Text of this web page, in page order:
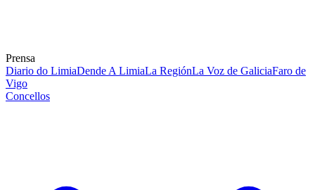
Prensa
Diario do LimiaDende A LimiaLa RegiónLa Voz de GaliciaFaro de
Vigo
Concellos